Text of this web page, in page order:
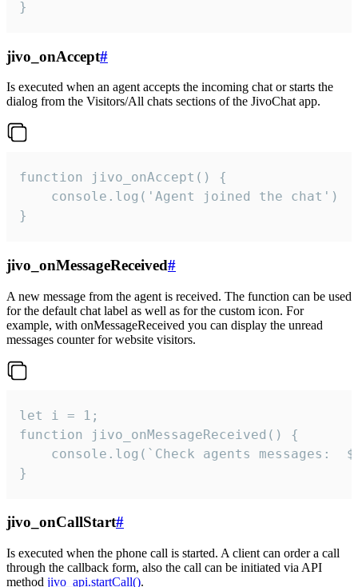
}
jivo_onAccept#
Is executed when an agent accepts the incoming chat or starts the
dialog from the Visitors/All chats sections of the JivoChat app.
function jivo_onAccept() {
}
jivo_onMessageReceived#
A new message from the agent is received. The function can be used
for the default chat label as well as for the custom icon. For
example, with onMessageReceived you can display the unread
messages counter for website visitors.
let i = 1;
function jivo_onMessageReceived() {
}
jivo_onCallStart#
Is executed when the phone call is started. A client can order a call
through the callback form, also the call can be initiated via API
method jivo_api.startCall().